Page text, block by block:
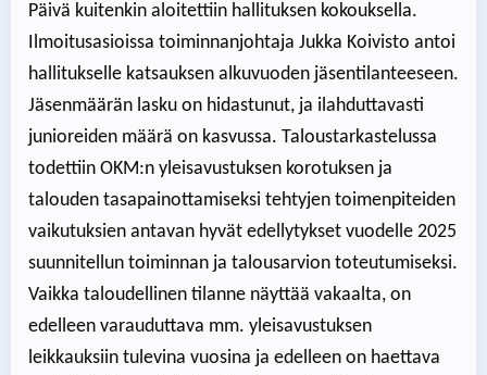
Päivä kuitenkin aloitettiin hallituksen kokouksella.
Ilmoitusasioissa toiminnanjohtaja Jukka Koivisto antoi
hallitukselle katsauksen alkuvuoden jäsentilanteeseen.
Jäsenmäärän lasku on hidastunut, ja ilahduttavasti
junioreiden määrä on kasvussa. Taloustarkastelussa
todettiin OKM:n yleisavustuksen korotuksen ja
talouden tasapainottamiseksi tehtyjen toimenpiteiden
vaikutuksien antavan hyvät edellytykset vuodelle 2025
suunnitellun toiminnan ja talousarvion toteutumiseksi.
Vaikka taloudellinen tilanne näyttää vakaalta, on
edelleen varauduttava mm. yleisavustuksen
leikkauksiin tulevina vuosina ja edelleen on haettava